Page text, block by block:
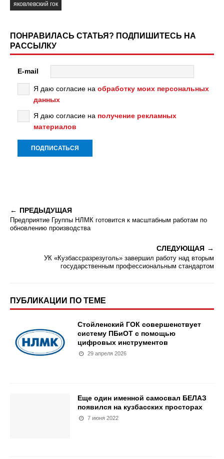
яковлевский гок
ПОНРАВИЛАСЬ СТАТЬЯ? ПОДПИШИТЕСЬ НА
РАССЫЛКУ
E-mail
Я даю согласие на обработку моих персональных
данных
Я даю согласие на получение рекламных
материалов
ПРЕДЫДУЩАЯ
Предприятие Группы НЛМК готовится к масштабным работам по
обновлению производства
СЛЕДУЮЩАЯ
УК «Кузбассразрезуголь» завершил работу над вторым
государственным профессиональным стандартом
ПУБЛИКАЦИИ ПО ТЕМЕ
Стойленский ГОК совершенствует
систему ПБиОТ с помощью
цифровых инструментов
29 апреля 2026
Еще один именной самосвал БЕЛАЗ
появился на кузбасских просторах
7 июня 2022